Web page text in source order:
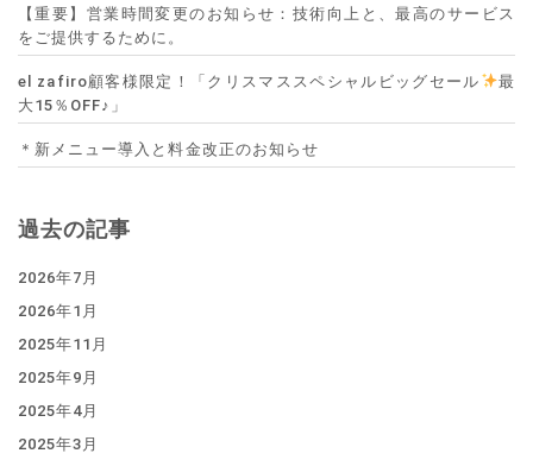
【重要】営業時間変更のお知らせ：技術向上と、最高のサービス
をご提供するために。
el zafiro顧客様限定！「クリスマススペシャルビッグセール
最
大15％OFF♪」
＊新メニュー導入と料金改正のお知らせ
過去の記事
2026年7月
2026年1月
2025年11月
2025年9月
2025年4月
2025年3月